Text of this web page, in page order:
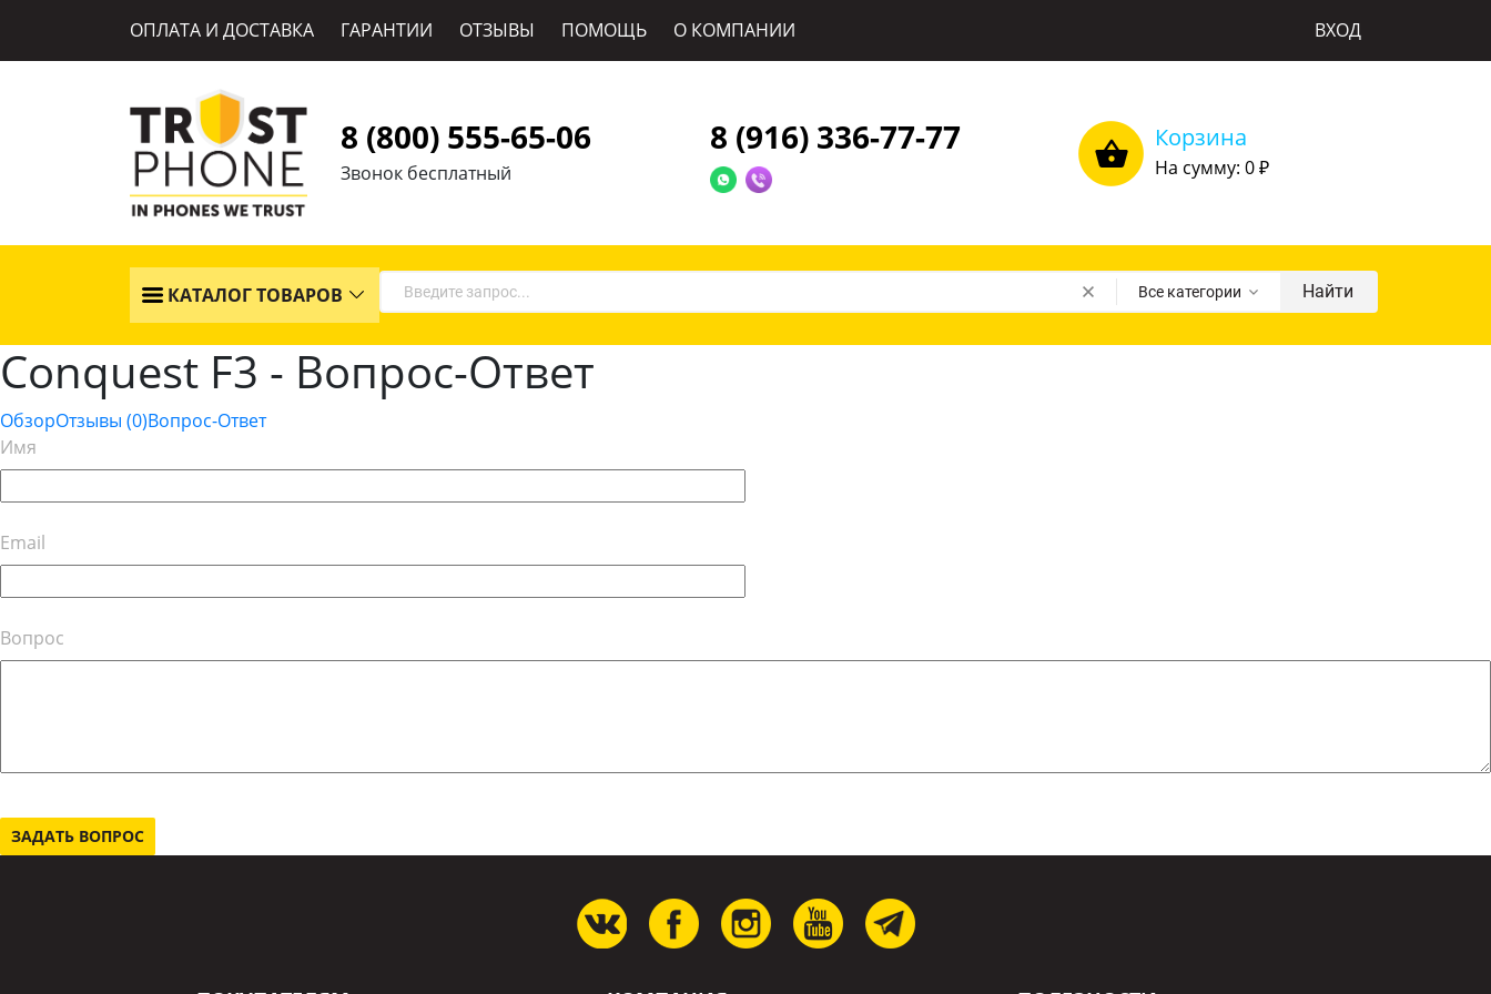
ОПЛАТА И ДОСТАВКА ГАРАНТИИ ОТЗЫВЫ ПОМОЩЬ О КОМПАНИИ ВХОД
8 (800) 555-65-06
Звонок бесплатный
8 (916) 336-77-77 Корзина
На сумму: 0 ₽
КАТАЛОГ ТОВАРОВ Все категории Найти
Conquest F3 - Вопрос-Ответ
ОбзорОтзывы (0)Вопрос-Ответ
Имя
Email
Вопрос